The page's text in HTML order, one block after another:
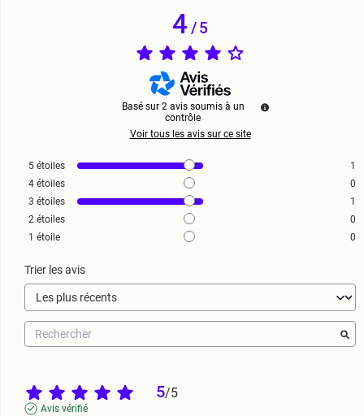
4/5
Basé sur 2 avis soumis à un
contrôle
Voir tous les avis sur ce site
5 étoiles
1
4 étoiles
0
3 étoiles
1
2 étoiles
0
1 étoile 0
Trier les avis
5/5
Avis vérifié